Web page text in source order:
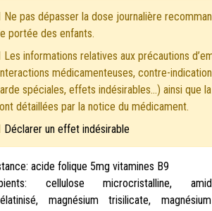
Ne pas dépasser la dose journalière
portée des enfants.
Les informations relatives aux précautions
médicamenteuses, contre-
spéciales, effets indésirables...) ainsi que
détaillées par la notice du médicament.
Déclarer un effet indésirable
acide folique 5mg vitamines B9
cellulose microcristalline,
magnésium trisilicate,